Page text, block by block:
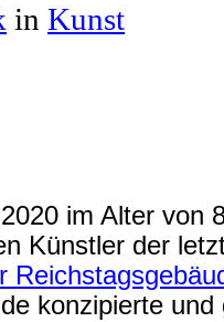
in Kunst
im Alter von
Künstler der
konzipierte